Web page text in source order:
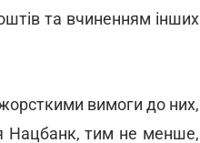
та вчиненням інших
вимоги до них,
Нацбанк, тим не менше,